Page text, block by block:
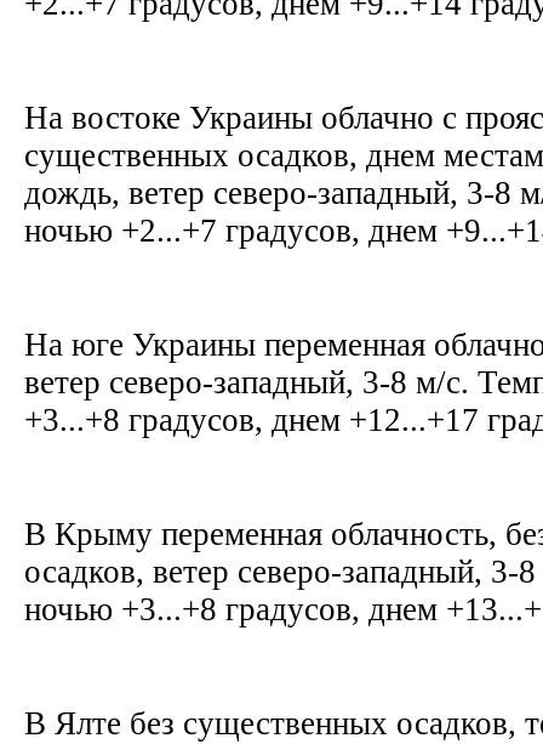
На востоке Украины облачно с
существенных осадков, днем
дождь, ветер северо-западный, 3-8
ночью +2...+7 градусов, днем
На юге Украины переменная
ветер северо-западный, 3-8 м/с.
+3...+8 градусов, днем +12...+17
В Крыму переменная облачность,
осадков, ветер северо-западный, 3-
ночью +3...+8 градусов, днем
В Ялте без существенных осадков,